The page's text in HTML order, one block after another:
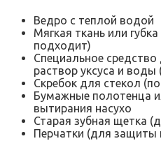
Ведро с теплой водой
Мягкая ткань или
подходит)
Специальное
раствор уксуса и воды
Скребок для стекол
Бумажные полотенца
вытирания насухо
Старая зубная щетка
Перчатки (для защиты